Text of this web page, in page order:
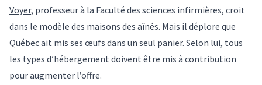
Voyer, professeur à la Faculté des sciences infirmières, croit
dans le modèle des maisons des aînés. Mais il déplore que
Québec ait mis ses œufs dans un seul panier. Selon lui, tous
les types d’hébergement doivent être mis à contribution
pour augmenter l’offre.